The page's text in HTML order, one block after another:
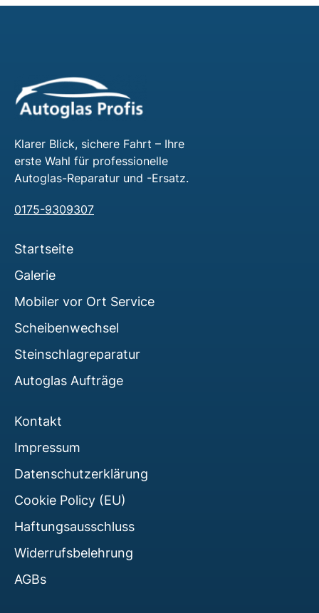
Klarer Blick, sichere Fahrt – Ihre
erste Wahl für professionelle
Autoglas-Reparatur und -Ersatz.
0175-9309307
Startseite
Galerie
Mobiler vor Ort Service
Scheibenwechsel
Steinschlagreparatur
Autoglas Aufträge
Kontakt
Impressum
Datenschutzerklärung
Cookie Policy (EU)
Haftungsausschluss
Widerrufsbelehrung
AGBs